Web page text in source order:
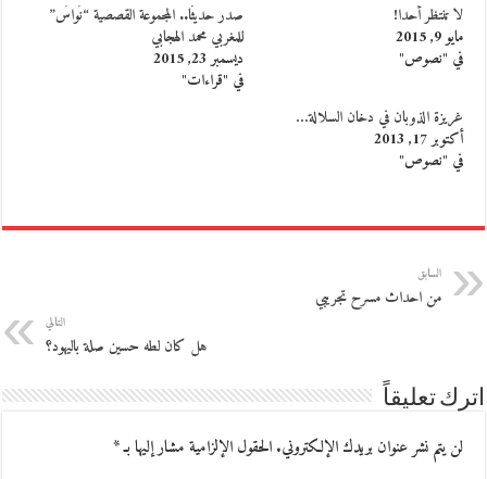
لا تنتظر أحدا!
مايو 9, 2015
في "نصوص"
صدر حديثًا.. المجموعة القصصية “نُواسٌ”
للمغربي محمد الهجابي
ديسمبر 23, 2015
في "قراءات"
غريزة الذوبان في دخان السلالة…
أكتوبر 17, 2013
في "نصوص"
السابق
من احداث مسرح تجريبي
التالي
هل كان لطه حسين صلة باليهود؟
اترك تعليقاً
لن يتم نشر عنوان بريدك الإلكتروني.الحقول الإلزامية مشار إليها بـ*